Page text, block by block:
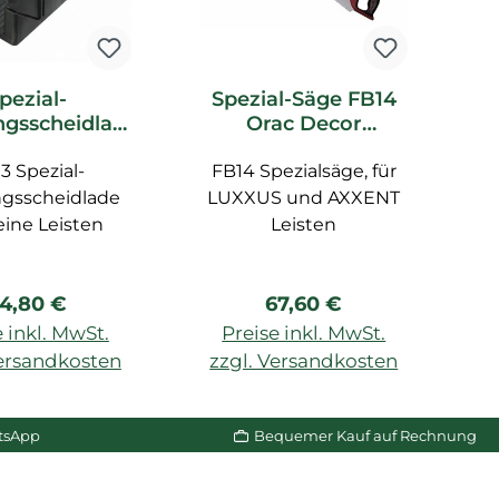
Spezial-
Leisten
Preis:
€
inkl. MwSt.
Spezial-Säge FB14
Orac Decor
FB14 Spezialsäge, für
LUXXUS und AXXENT
Leisten
Regulärer Preis:
67,60 €
Preise inkl. MwSt.
zzgl. Versandkosten
Bequemer Kauf auf Rechnung